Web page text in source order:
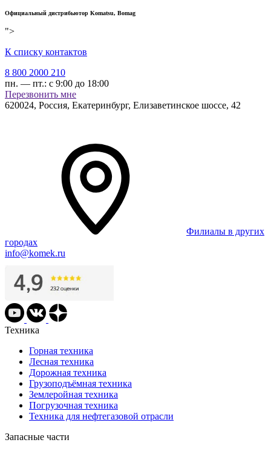
Официальный диcтрибьютор Komatsu, Bomag
">
К списку контактов
8 800 2000 210
пн. — пт.: с 9:00 до 18:00
Перезвонить мне
620024, Россия, Екатеринбург, Елизаветинское шоссе, 42
Филиалы в других
городах
info@komek.ru
Техника
Горная техника
Лесная техника
Дорожная техника
Грузоподъёмная техника
Землеройная техника
Погрузочная техника
Техника для нефтегазовой отрасли
Запасные части